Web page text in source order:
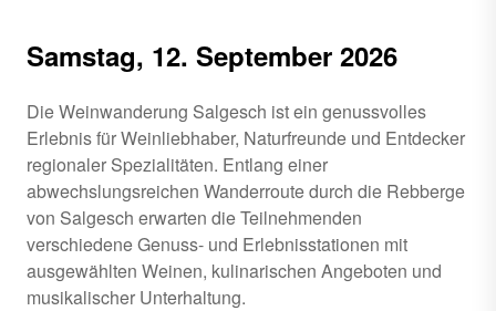
Samstag, 12. September 2026
Die Weinwanderung Salgesch ist ein genussvolles
Erlebnis für Weinliebhaber, Naturfreunde und Entdecker
regionaler Spezialitäten. Entlang einer
abwechslungsreichen Wanderroute durch die Rebberge
von Salgesch erwarten die Teilnehmenden
verschiedene Genuss- und Erlebnisstationen mit
ausgewählten Weinen, kulinarischen Angeboten und
musikalischer Unterhaltung.